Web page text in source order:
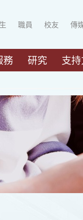
職員 校友 傳
務 研究 支